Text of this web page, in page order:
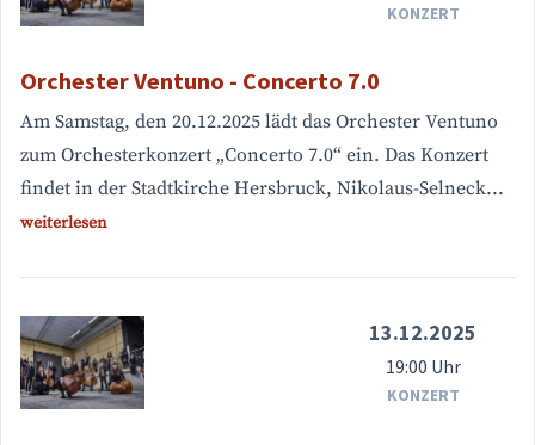
KONZERT
Orchester Ventuno - Concerto 7.0
Am Samstag, den 20.12.2025 lädt das Orchester Ventuno
zum Orchesterkonzert „Concerto 7.0“ ein. Das Konzert
findet in der Stadtkirche Hersbruck, Nikolaus-Selneck...
weiterlesen
13.12.2025
19:00 Uhr
KONZERT